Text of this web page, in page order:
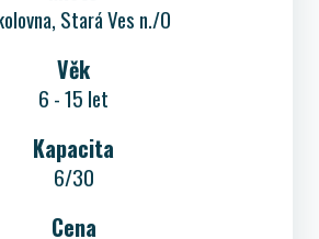
Stará Ves n./O
Věk
6 - 15 let
Kapacita
6/30
Cena